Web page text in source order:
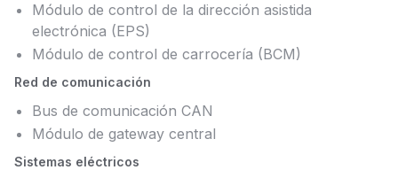
Módulo de control de la dirección asistida
electrónica (EPS)
Módulo de control de carrocería (BCM)
Red de comunicación
Bus de comunicación CAN
Módulo de gateway central
Sistemas eléctricos